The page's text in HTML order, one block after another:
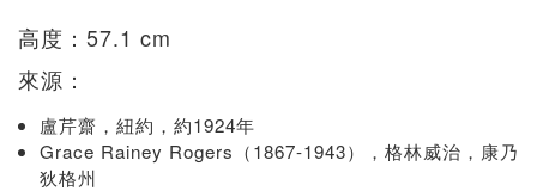
高度：57.1 cm
來源：
盧芹齋，紐約，約1924年
Grace Rainey Rogers（1867-1943），格林威治，康乃
狄格州